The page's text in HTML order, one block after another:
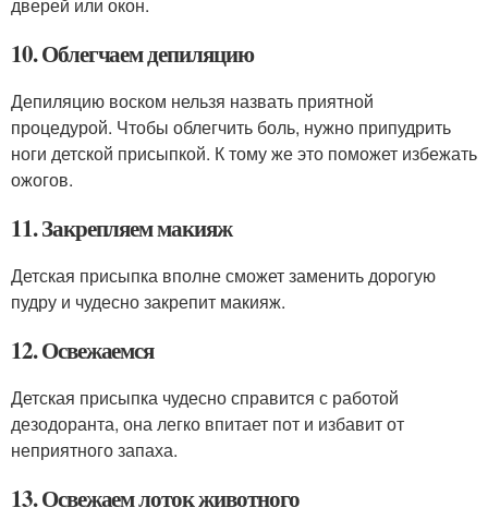
10. Облегчаем депиляцию
Депиляцию воском нельзя назвать приятной
процедурой. Чтобы облегчить боль, нужно припудрить
ноги детской присыпкой. К тому же это поможет избежать
ожогов.
11. Закрепляем макияж
Детская присыпка вполне сможет заменить дорогую
пудру и чудесно закрепит макияж.
12. Освежаемся
Детская присыпка чудесно справится с работой
дезодоранта, она легко впитает пот и избавит от
неприятного запаха.
13. Освежаем лоток животного